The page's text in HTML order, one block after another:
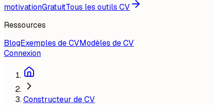
motivationGratuitTous les outils CV
Ressources
BlogExemples de CVModèles de CV
Connexion
Constructeur de CV